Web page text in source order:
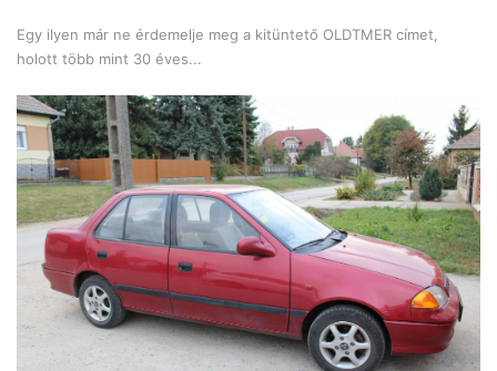
Egy ilyen már ne érdemelje meg a kitüntető OLDTMER címet,
holott több mint 30 éves...